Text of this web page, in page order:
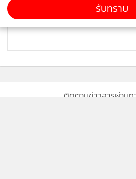
ติดตามข่าวสารผ่านท
รับทราบ